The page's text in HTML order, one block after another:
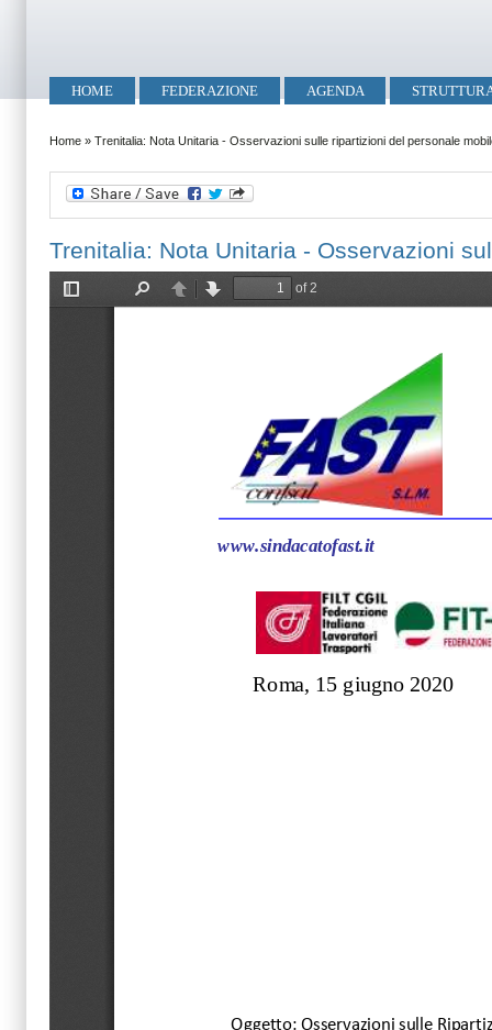
Menu principale
HOME FEDERAZIONE AGENDA
Tu sei qui
Home » Trenitalia: Nota Unitaria - Osservazioni sulle ripartizioni del personale
Trenitalia: Nota Unitaria - Osservazioni